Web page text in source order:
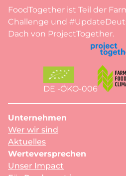
FoodTogether ist Teil der
Challenge und
Dach von ProjectTogether.
DE -ÖKO-006
Unternehmen
Wer wir sind
Aktuelles
Werteversprechen
Unser Impact